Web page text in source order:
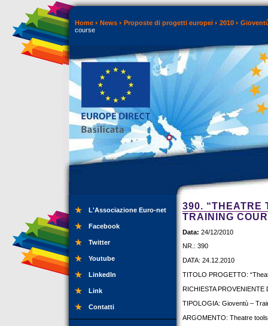
Home News Proposte di progetti europei 2010
course
L'Associazione Euro-net
Facebook
Twitter
Youtube
LinkedIn
Link
Contatti
390. “THEATRE
TRAINING
Data: 24/12/2010
NR.: 390
DATA: 24.12.2010
TITOLO PROGETTO:
RICHIESTA PROVENIENTE
TIPOLOGIA: Gioventù –
ARGOMENTO: Theatre